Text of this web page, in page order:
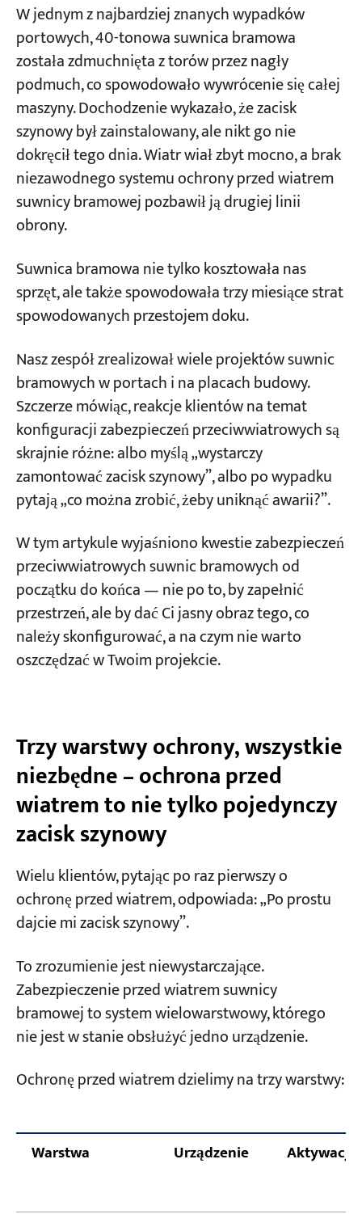
Projekty
Blogi
Aktualności
Aplikacje
O nas
Skontaktuj się z nami
ochrona przed wiatrem to nie tylko
pojedynczy zacisk szynowy
Jak wybrać zacisk szynowy? — ręczny,
elektryczny, sprężynowy elektrohydrauliczny:
istotne różnice w kosztach i zastosowaniach
Ręczny zacisk szynowy: tani, ale ryzykowny,
bo „ludzie nie zapomną”
Zacisk szynowy elektryczny: automatyczne
zaciskanie z sygnałem blokady; odpowiedni
do częstego przemieszczania się
Elektrohydrauliczny zacisk sprężynowy:
Zaciski w przypadku utraty zasilania;
Niezbędny w strefach występowania
tajfunów
Dwa parametry, których nie należy
ignorować przy wyborze zacisków szynowych
Kliny pod koła, urządzenia kotwiące i liny
wiatrowe: kiedy należy ich używać?
Kliny pod koła: najprostsze i
Urządzenie kotwiczące: Prawdziwy sposób
blokowania dźwigu podczas tajfunów
Wind Cables: „Przymocuj dźwig czterema
linami”
Co należy skonfigurować dla swojej aplikacji?
dźwig?
Wymiar 2: Jak często dźwig porusza się
dziennie?
Wymiar 3: Jaka jest struktura Twojego
budżetu?
Trzy zalecane poziomy konfiguracji
Trzy prawdziwe porażki w selekcji, których
Błąd 1: Suwnica bramowa w porcie z
wyłącznie ręcznymi zaciskami szynowymi
Błąd 2: Piękne doły kotwiczne, nigdy
nieużywane
Błąd 3: Liny nawijające są przymocowane, ale
W przypadku projektów eksportowych: nie
zapomnij o tych trzech punktach – standardy
W jednym z najbardziej znanych wypadków
portowych, 40-tonowa suwnica bramowa
została zdmuchnięta z torów przez nagły
podmuch, co spowodowało wywrócenie się całej
maszyny. Dochodzenie wykazało, że zacisk
szynowy był zainstalowany, ale nikt go nie
dokręcił tego dnia. Wiatr wiał zbyt mocno, a brak
niezawodnego systemu ochrony przed wiatrem
suwnicy bramowej pozbawił ją drugiej linii
obrony.
Suwnica bramowa nie tylko kosztowała nas
sprzęt, ale także spowodowała trzy miesiące strat
spowodowanych przestojem doku.
Nasz zespół zrealizował wiele projektów suwnic
bramowych w portach i na placach budowy.
Szczerze mówiąc, reakcje klientów na temat
konfiguracji zabezpieczeń przeciwwiatrowych są
skrajnie różne: albo myślą „wystarczy
zamontować zacisk szynowy”, albo po wypadku
pytają „co można zrobić, żeby uniknąć awarii?”.
W tym artykule wyjaśniono kwestie zabezpieczeń
przeciwwiatrowych suwnic bramowych od
początku do końca — nie po to, by zapełnić
przestrzeń, ale by dać Ci jasny obraz tego, co
należy skonfigurować, a na czym nie warto
oszczędzać w Twoim projekcie.
Trzy warstwy ochrony, wszystkie
niezbędne – ochrona przed
wiatrem to nie tylko pojedynczy
zacisk szynowy
Wielu klientów, pytając po raz pierwszy o
ochronę przed wiatrem, odpowiada: „Po prostu
dajcie mi zacisk szynowy”.
To zrozumienie jest niewystarczające.
Zabezpieczenie przed wiatrem suwnicy
bramowej to system wielowarstwowy, którego
nie jest w stanie obsłużyć jedno urządzenie.
Ochronę przed wiatrem dzielimy na trzy warstwy:
Warstwa Urządzenie Aktywacja